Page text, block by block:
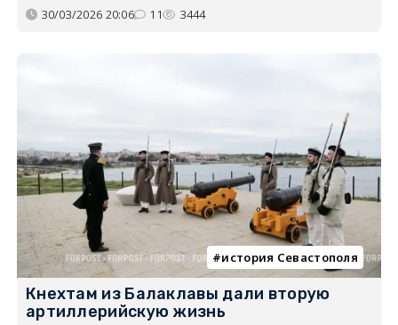
30/03/2026 20:06 11 3444
история Севастополя
Кнехтам из Балаклавы дали вторую
артиллерийскую жизнь